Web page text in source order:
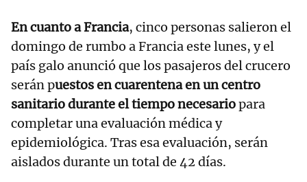
En cuanto a Francia, cinco personas salieron el
domingo de rumbo a Francia este lunes, y el
país galo anunció que los pasajeros del crucero
serán puestos en cuarentena en un centro
sanitario durante el tiempo necesariopara
completar una evaluación médica y
epidemiológica. Tras esa evaluación, serán
aislados durante un total de 42 días.